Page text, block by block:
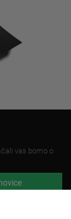
vas bomo o